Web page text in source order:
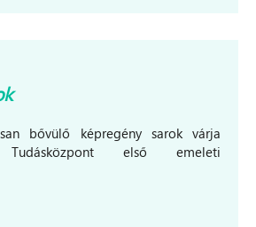
bővülő képregény sarok várja
első emeleti